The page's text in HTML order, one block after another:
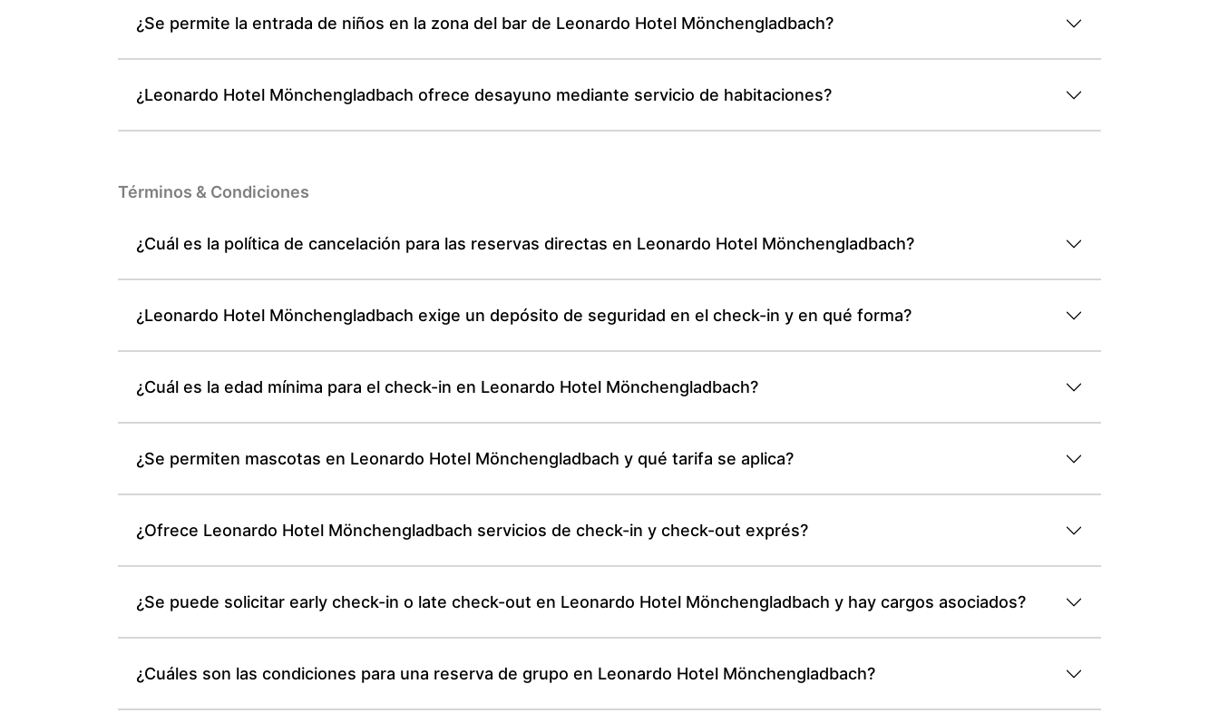
¿Se permite la entrada de niños en la zona del bar de Leonardo Hotel Mönchengladbach?
¿Leonardo Hotel Mönchengladbach ofrece desayuno mediante servicio de habitaciones?
Términos & Condiciones
¿Cuál es la política de cancelación para las reservas directas en Leonardo Hotel Mönchengladbach?
¿Leonardo Hotel Mönchengladbach exige un depósito de seguridad en el check-in y en qué forma?
¿Cuál es la edad mínima para el check-in en Leonardo Hotel Mönchengladbach?
¿Se permiten mascotas en Leonardo Hotel Mönchengladbach y qué tarifa se aplica?
¿Ofrece Leonardo Hotel Mönchengladbach servicios de check-in y check-out exprés?
¿Se puede solicitar early check-in o late check-out en Leonardo Hotel Mönchengladbach y hay cargos asociados?
¿Cuáles son las condiciones para una reserva de grupo en Leonardo Hotel Mönchengladbach?